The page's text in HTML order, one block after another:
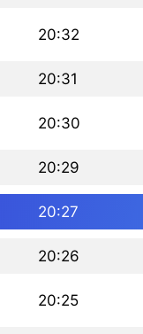
20:32
20:31
20:30
20:29
20:27
20:26
20:25